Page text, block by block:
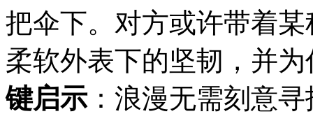
把伞下。对方或许带着
柔软外表下的坚韧，并
键启示：浪漫无需刻意